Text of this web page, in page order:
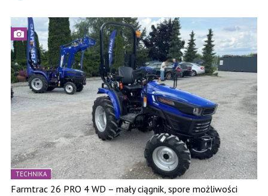
TECHNIKA
Farmtrac 26 PRO 4 WD – mały ciągnik, spore możliwości